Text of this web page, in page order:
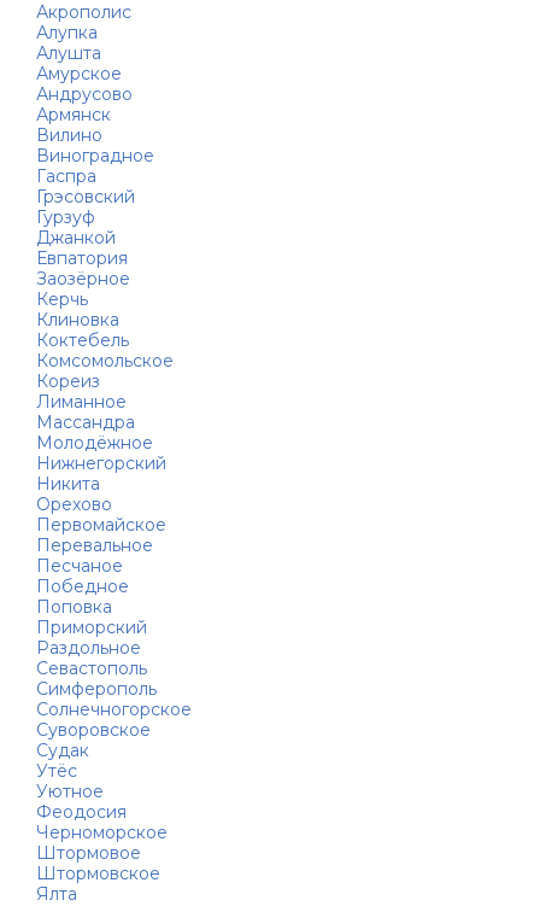
Акрополис
Алупка
Алушта
Амурское
Андрусово
Армянск
Вилино
Виноградное
Гаспра
Грэсовский
Гурзуф
Джанкой
Евпатория
Заозёрное
Керчь
Клиновка
Коктебель
Комсомольское
Кореиз
Лиманное
Массандра
Молодёжное
Нижнегорский
Никита
Орехово
Первомайское
Перевальное
Песчаное
Победное
Поповка
Приморский
Раздольное
Севастополь
Симферополь
Солнечногорское
Суворовское
Судак
Утёс
Уютное
Феодосия
Черноморское
Штормовое
Штормовское
Ялта